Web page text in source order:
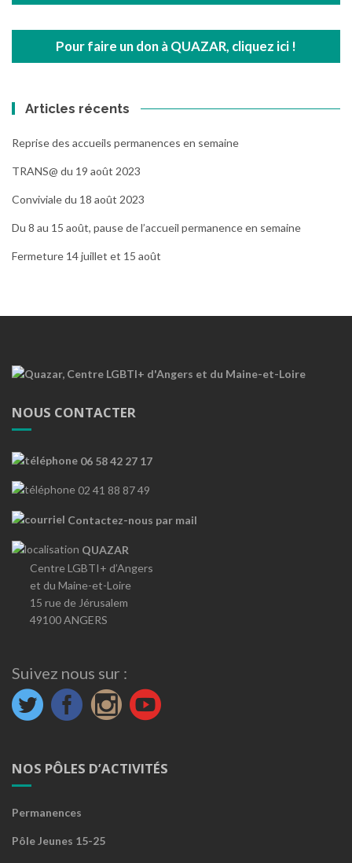
Pour faire un don à QUAZAR, cliquez ici !
Articles récents
Reprise des accueils permanences en semaine
TRANS@ du 19 août 2023
Conviviale du 18 août 2023
Du 8 au 15 août, pause de l’accueil permanence en semaine
Fermeture 14 juillet et 15 août
NOUS CONTACTER
06 58 42 27 17
02 41 88 87 49
Contactez-nous par mail
QUAZAR
Centre LGBTI+ d’Angers
et du Maine-et-Loire
15 rue de Jérusalem
49100 ANGERS
Suivez nous sur :
NOS PÔLES D’ACTIVITÉS
Permanences
Pôle Jeunes 15-25